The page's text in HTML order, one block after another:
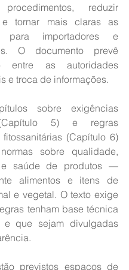
reduzir
e tornar mais claras as
para importadores e
O documento prevê
entre as autoridades
e troca de informações.
sobre exigências
5) e regras
(Capítulo 6)
sobre qualidade,
e saúde de produtos —
alimentos e itens de
e vegetal. O texto exige
tenham base técnica
e que sejam divulgadas
previstos espaços de